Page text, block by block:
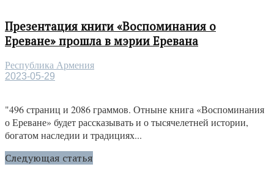
Презентация книги «Воспоминания о
Ереване» прошла в мэрии Еревана
Республика Армения
2023-05-29
"496 страниц и 2086 граммов. Отныне книга «Воспоминания
о Ереване» будет рассказывать и о тысячелетней истории,
богатом наследии и традициях...
Следующая статья